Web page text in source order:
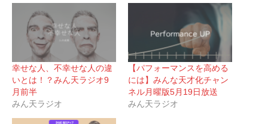
幸せな人、不幸せな人の違
いとは！？みん天ラジオ9
月前半
みん天ラジオ
【パフォーマンスを高める
には】みんな天才化チャン
ネル月曜版5月19日放送
みん天ラジオ